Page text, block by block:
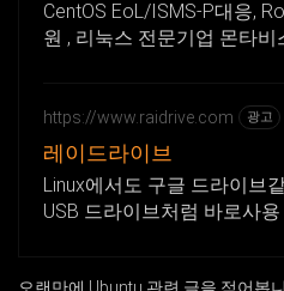
CentOS EoL/ISMS-P대응,
원 , 리눅스 전문기업 몬타비
https://www.raidrive.com 광고
레이드라이브
Linux에서도 구글 드라이브
USB 드라이브처럼 바로사용